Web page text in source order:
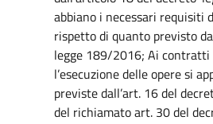
abbiano i necessari requisiti
rispetto di quanto previsto
legge 189/2016; Ai
l’esecuzione delle opere si
previste dall’art. 16 del
del richiamato art. 30 del